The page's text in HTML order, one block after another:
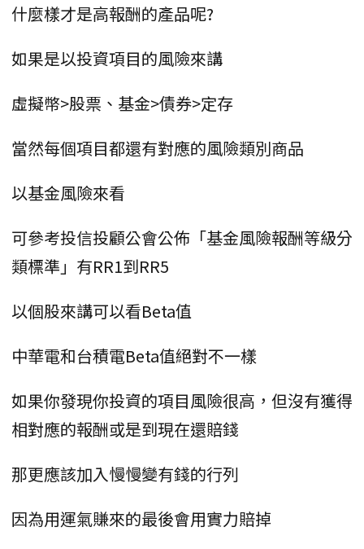
什麼樣才是高報酬的產品呢?
如果是以投資項目的風險來講
虛擬幣>股票、基金>債券>定存
當然每個項目都還有對應的風險類別商品
以基金風險來看
可參考投信投顧公會公佈「基金風險報酬等級分
類標準」有RR1到RR5
以個股來講可以看Beta值
中華電和台積電Beta值絕對不一樣
如果你發現你投資的項目風險很高，但沒有獲得
相對應的報酬或是到現在還賠錢
那更應該加入慢慢變有錢的行列
因為用運氣賺來的最後會用實力賠掉